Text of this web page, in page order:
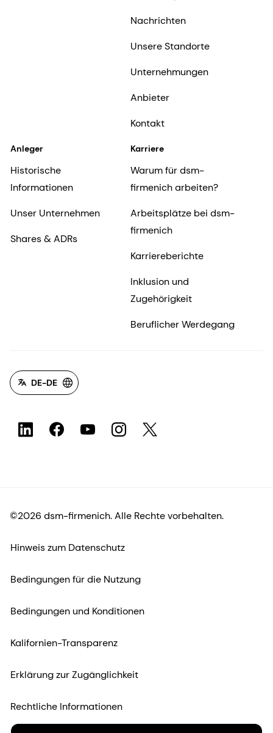
Nachrichten
Unsere Standorte
Unternehmungen
Anbieter
Kontakt
Anleger
Historische
Informationen
Unser Unternehmen
Shares & ADRs
Karriere
Warum für dsm-
firmenich arbeiten?
Arbeitsplätze bei dsm-
firmenich
Karriereberichte
Inklusion und
Zugehörigkeit
Beruflicher Werdegang
DE-DE
©2026 dsm-firmenich. Alle Rechte vorbehalten.
Hinweis zum Datenschutz
Bedingungen für die Nutzung
Bedingungen und Konditionen
Kalifornien-Transparenz
Erklärung zur Zugänglichkeit
Rechtliche Informationen